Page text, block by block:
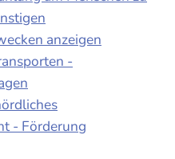
anzeigen
-
- Förderung